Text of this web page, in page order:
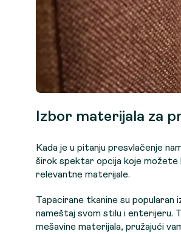
Izbor materijala za
Kada je u pitanju presvlačenje
širok spektar opcija koje možete
relevantne materijale.
Tapacirane tkanine su
nameštaj svom stilu i enterijeru.
mešavine materijala, pružajući